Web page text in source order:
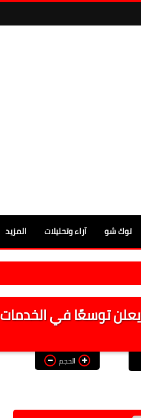
توك شو آراء وتحليلات المزيد
توسعًا في الخدمات
الحجم